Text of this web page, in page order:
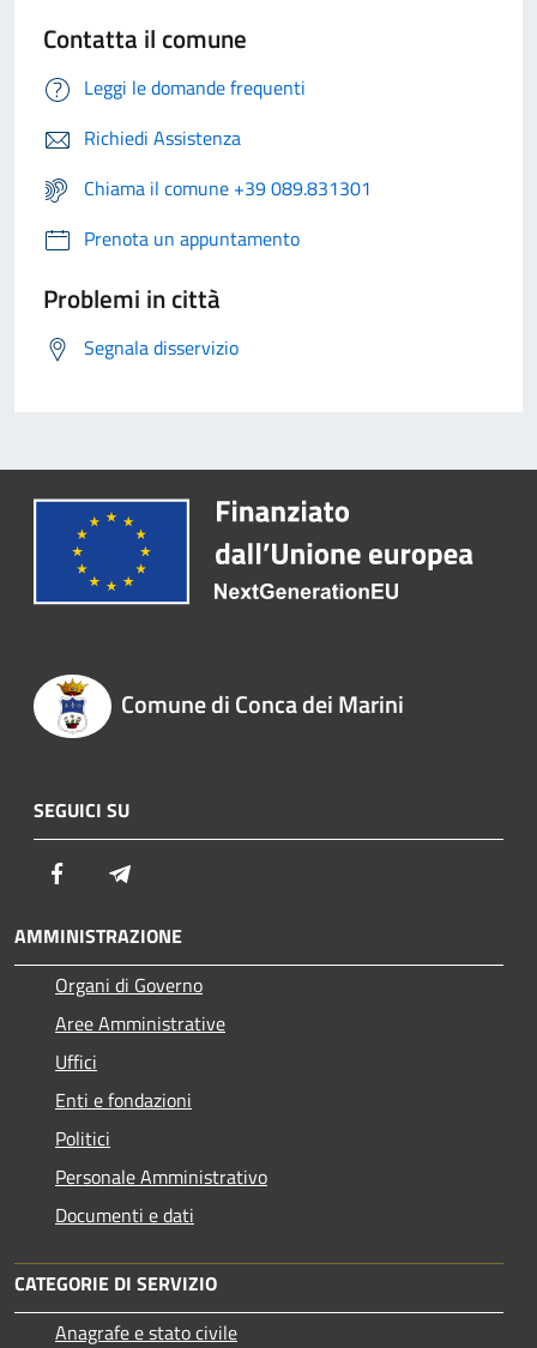
Contatta il comune
Leggi le domande frequenti
Richiedi Assistenza
Chiama il comune +39 089.831301
Prenota un appuntamento
Problemi in città
Segnala disservizio
Comune di Conca dei Marini
SEGUICI SU
Facebook
AMMINISTRAZIONE
Organi di Governo
Aree Amministrative
Uffici
Enti e fondazioni
Politici
Personale Amministrativo
Documenti e dati
CATEGORIE DI SERVIZIO
Anagrafe e stato civile